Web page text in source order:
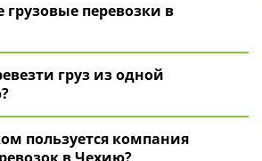
перевозки в
груз из одной
пользуется компания